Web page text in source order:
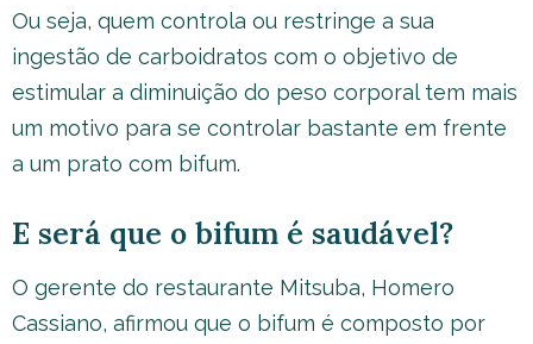
Ou seja, quem controla ou restringe a sua
ingestão de carboidratos com o objetivo de
estimular a diminuição do peso corporal tem mais
um motivo para se controlar bastante em frente
a um prato com bifum.
E será que o bifum é saudável?
O gerente do restaurante Mitsuba, Homero
Cassiano, afirmou que o bifum é composto por